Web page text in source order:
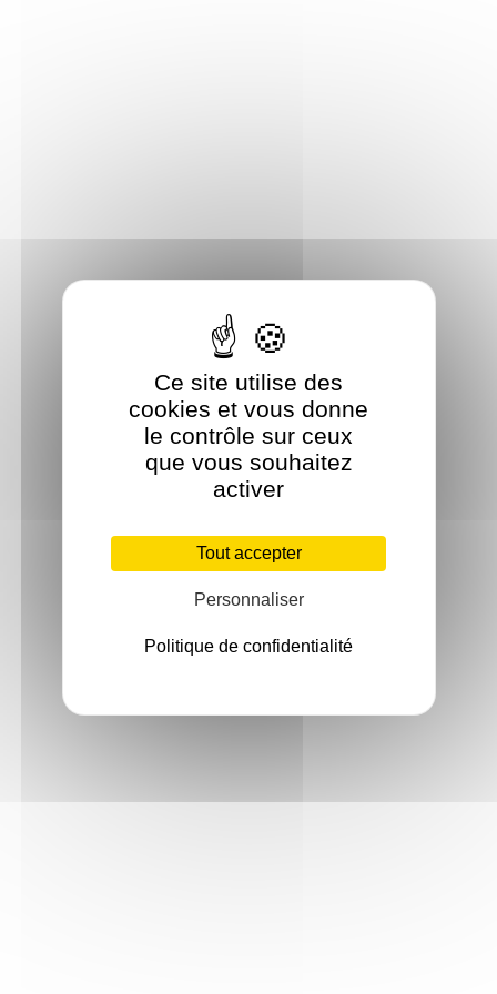
Ce site utilise des
cookies et vous donne
le contrôle sur ceux
que vous souhaitez
activer
Tout accepter
Personnaliser
Politique de confidentialité